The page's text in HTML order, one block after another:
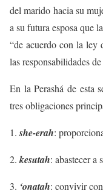
del marido hacia su
a su futura esposa que
“de acuerdo con la ley
las responsabilidades
En la Perashá de esta
tres obligaciones
1.she-erah:
2. kesutah: abastecer a
3. ‘onatah: convivir